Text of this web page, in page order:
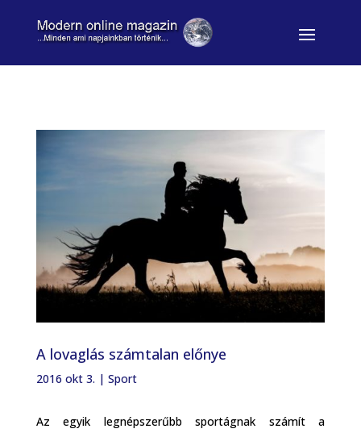
A lovaglás számtalan előnye
2016 okt 3. | Sport
Az egyik legnépszerűbb sportágnak számít a